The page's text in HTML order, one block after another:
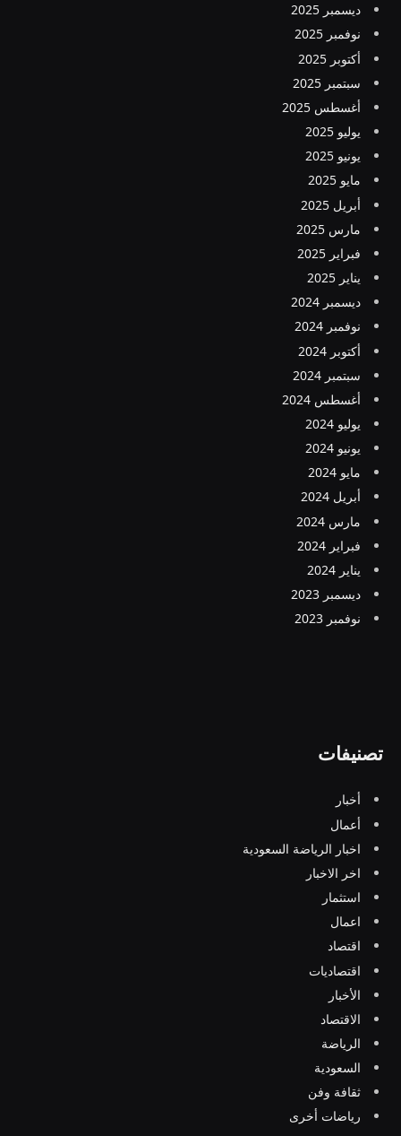
ديسمبر 2025
نوفمبر 2025
أكتوبر 2025
سبتمبر 2025
أغسطس 2025
يوليو 2025
يونيو 2025
مايو 2025
أبريل 2025
مارس 2025
فبراير 2025
يناير 2025
ديسمبر 2024
نوفمبر 2024
أكتوبر 2024
سبتمبر 2024
أغسطس 2024
يوليو 2024
يونيو 2024
مايو 2024
أبريل 2024
مارس 2024
فبراير 2024
يناير 2024
ديسمبر 2023
نوفمبر 2023
تصنيفات
أخبار
أعمال
اخبار الرياضة السعودية
اخر الاخبار
استثمار
اعمال
اقتصاد
اقتصاديات
الأخبار
الاقتصاد
الرياضة
السعودية
ثقافة وفن
رياضات أخرى